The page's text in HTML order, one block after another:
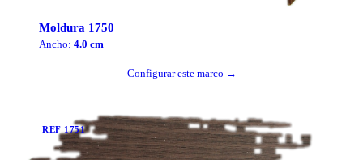
Moldura 1750
Ancho: 4.0 cm
Configurar este marco →
REF 1751